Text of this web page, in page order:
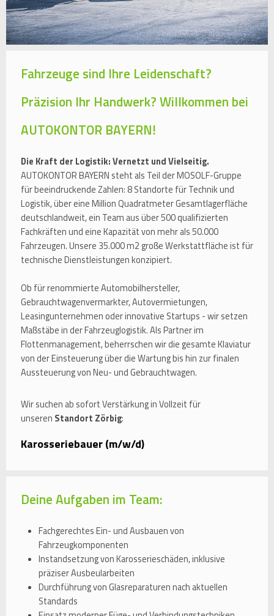
Fahrzeuge sind Ihre Leidenschaft?
Präzision Ihr Handwerk? Willkommen bei
AUTOKONTOR BAYERN!
Die Kraft der Logistik: Vernetzt und Vielseitig.
AUTOKONTOR BAYERN steht als Teil der MOSOLF-Gruppe
für beeindruckende Zahlen: 8 Standorte für Technik und
Logistik, über eine Million Quadratmeter Gesamtlagerfläche
deutschlandweit, ein Team aus über 500 qualifizierten
Fachkräften und eine Kapazität von mehr als 50.000
Fahrzeugen. Unsere 35.000 m2 große Werkstattfläche ist für
technische Dienstleistungen konzipiert.
Ob für renommierte Automobilhersteller,
Gebrauchtwagenvermarkter, Autovermietungen,
Leasingunternehmen oder innovative Startups - wir setzen
Maßstäbe in der Fahrzeuglogistik. Als Partner im
Flottenmanagement, beherrschen wir die gesamte Klaviatur
von der Einsteuerung über die Wartung bis hin zur finalen
Aussteuerung von Neu- und Gebrauchtwagen.
Wir suchen ab sofort Verstärkung in Vollzeit für
unseren Standort Zörbig:
Karosseriebauer (m/w/d)
Deine Aufgaben im Team:
Fachgerechtes Ein- und Ausbauen von
Fahrzeugkomponenten
Instandsetzung von Karosserieschäden, inklusive
präziser Ausbeularbeiten
Durchführung von Glasreparaturen nach aktuellen
Standards